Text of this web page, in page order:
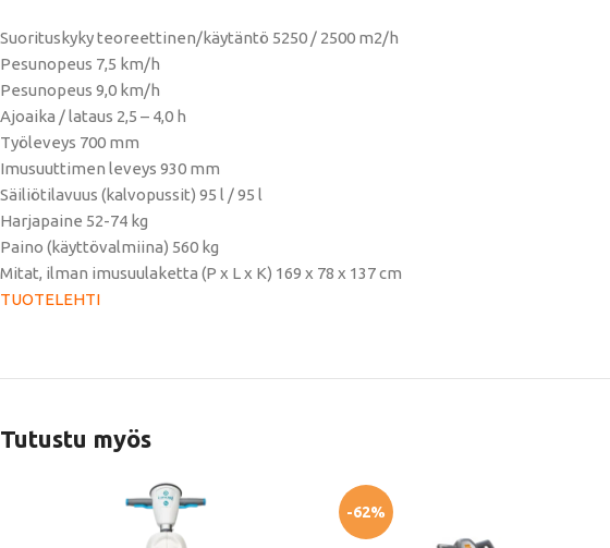
Suorituskyky teoreettinen/käytäntö 5250 / 2500 m2/h
Pesunopeus 7,5 km/h
Pesunopeus 9,0 km/h
Ajoaika / lataus 2,5 – 4,0 h
Työleveys 700 mm
Imusuuttimen leveys 930 mm
Säiliötilavuus (kalvopussit) 95 l / 95 l
Harjapaine 52-74 kg
Paino (käyttövalmiina) 560 kg
Mitat, ilman imusuulaketta (P x L x K) 169 x 78 x 137 cm
TUOTELEHTI
Tutustu myös
-62%